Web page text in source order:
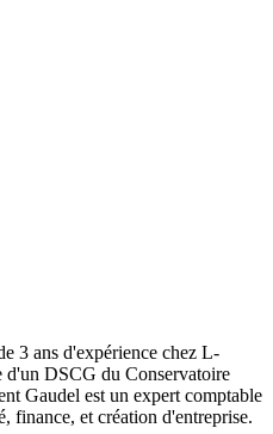
3 ans d'expérience chez L-
DSCG du Conservatoire
Gaudel est un expert comptable
finance, et création d'entreprise.